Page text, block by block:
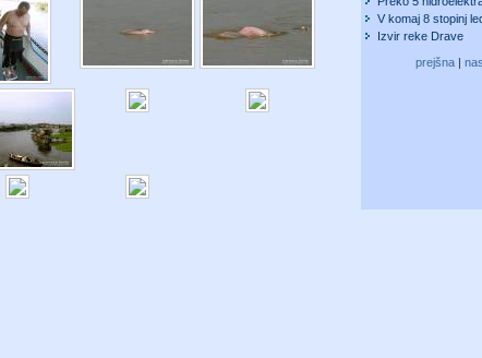
V komaj 8 stopinj
Izvir reke Drave
prejšna|